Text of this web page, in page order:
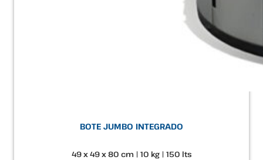
BOTE JUMBO INTEGRADO
49 x 49 x 80 cm | 10 kg | 150 lts